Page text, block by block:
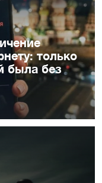
только
была без